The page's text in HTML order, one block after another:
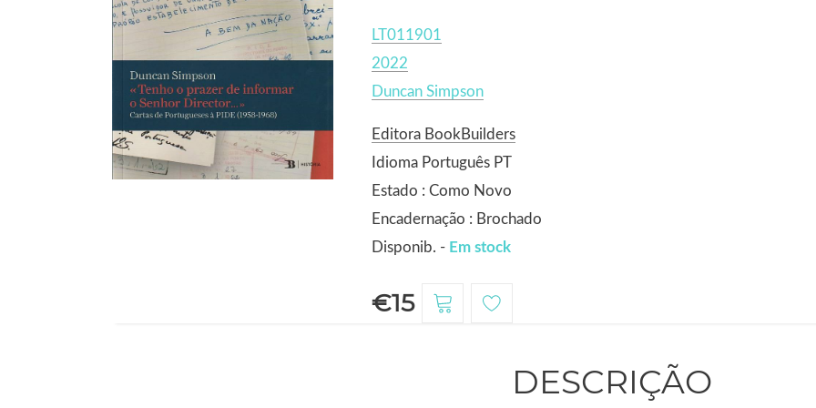
LT011901
2022
Duncan Simpson
Editora BookBuilders
Idioma Português PT
Estado : Como Novo
Encadernação : Brochado
Disponib. - Em stock
€15
DESCRIÇÃO